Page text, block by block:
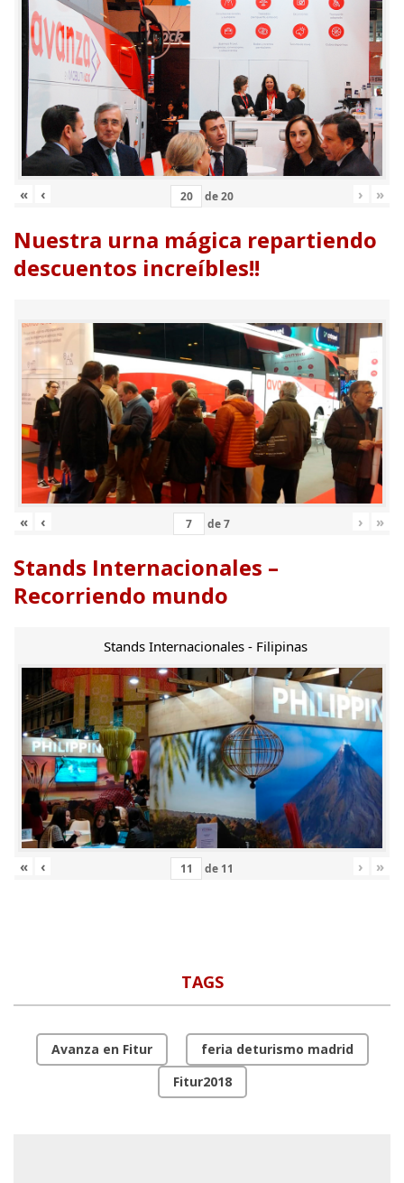
« ‹ de20 › »
Nuestra urna mágica repartiendo
descuentos increíbles!!
« ‹ de7 › »
Stands Internacionales –
Recorriendo mundo
Stands Internacionales - Filipinas
« ‹ de 11 › »
TAGS
Avanza en Fitur
feria deturismo madrid
Fitur2018